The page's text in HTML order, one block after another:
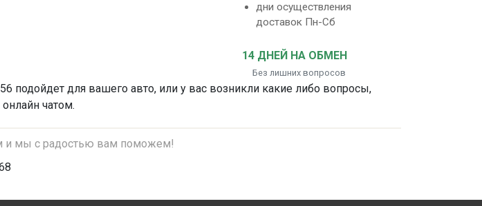
дни осуществления
доставок Пн-Сб
14 ДНЕЙ НА ОБМЕН
Без лишних вопросов
подойдет для вашего авто, или у вас возникли какие либо вопросы,
чатом.
и мы с радостью вам поможем!